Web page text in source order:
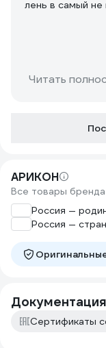
лень в самый
Читать
АРИКОН
Все товары бренда
Россия —
Россия —
Документация
Сертификаты